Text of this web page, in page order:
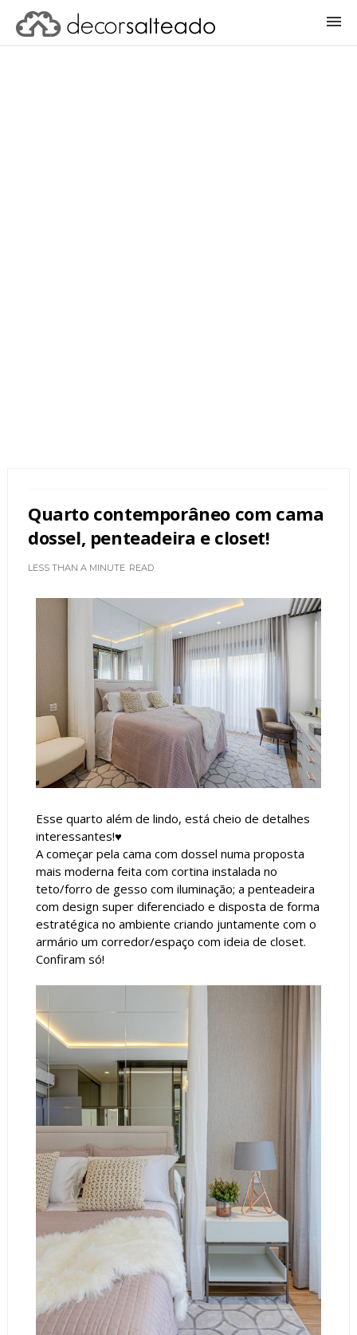
Quarto contemporâneo com cama
dossel, penteadeira e closet!
LESS THAN A MINUTE READ
Esse quarto além de lindo, está cheio de detalhes
interessantes!♥
A começar pela cama com dossel numa proposta
mais moderna feita com cortina instalada no
teto/forro de gesso com iluminação; a penteadeira
com design super diferenciado e disposta de forma
estratégica no ambiente criando juntamente com o
armário um corredor/espaço com ideia de closet.
Confiram só!